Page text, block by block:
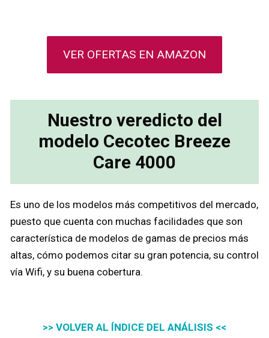
VER OFERTAS EN AMAZON
Nuestro veredicto del
modelo Cecotec Breeze
Care 4000
Es uno de los modelos más competitivos del mercado,
puesto que cuenta con muchas facilidades que son
característica de modelos de gamas de precios más
altas, cómo podemos citar su gran potencia, su control
vía Wifi, y su buena cobertura.
>> VOLVER AL ÍNDICE DEL ANÁLISIS <<